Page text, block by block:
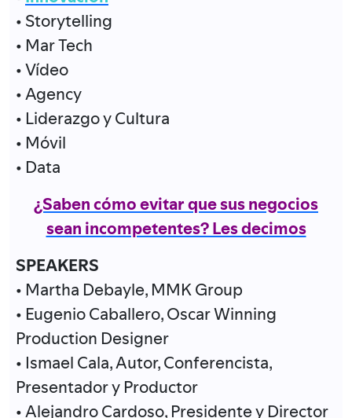
• Storytelling
• Mar Tech
• Vídeo
• Agency
• Liderazgo y Cultura
• Móvil
• Data
¿Saben cómo evitar que sus negocios
sean incompetentes? Les decimos
SPEAKERS
• Martha Debayle, MMK Group
• Eugenio Caballero, Oscar Winning
Production Designer
• Ismael Cala, Autor, Conferencista,
Presentador y Productor
• Alejandro Cardoso, Presidente y Director